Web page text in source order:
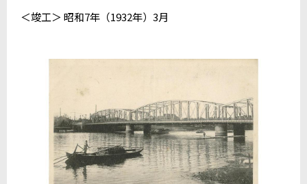
＜竣工＞ 昭和7年（1932年）3月